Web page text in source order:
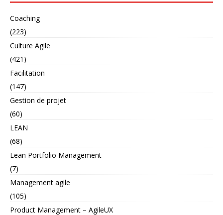
Coaching
(223)
Culture Agile
(421)
Facilitation
(147)
Gestion de projet
(60)
LEAN
(68)
Lean Portfolio Management
(7)
Management agile
(105)
Product Management – AgileUX